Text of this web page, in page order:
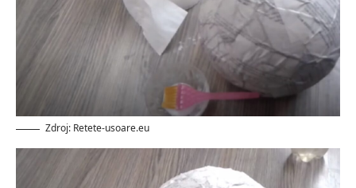
Zdroj: Retete-usoare.eu